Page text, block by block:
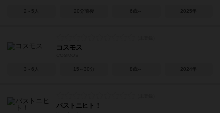
2～5人 20分前後 6歳～ 2025年
コスモス
3～6人 15～30分 8歳～ 2024年
パストニヒト！